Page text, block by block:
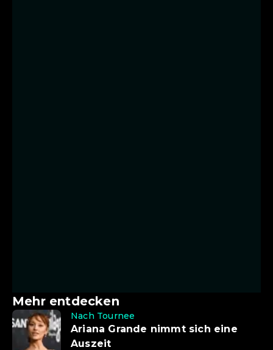
Mehr entdecken
Nach Tournee
Ariana Grande nimmt sich eine
Auszeit